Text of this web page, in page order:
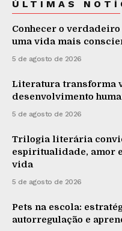
ÚLTIMAS
Conhecer o verdadeiro
uma vida mais
5 de agosto de 2026
Literatura transforma
desenvolvimento
5 de agosto de 2026
Trilogia literária
espiritualidade, amor
vida
5 de agosto de 2026
Pets na escola:
autorregulação e